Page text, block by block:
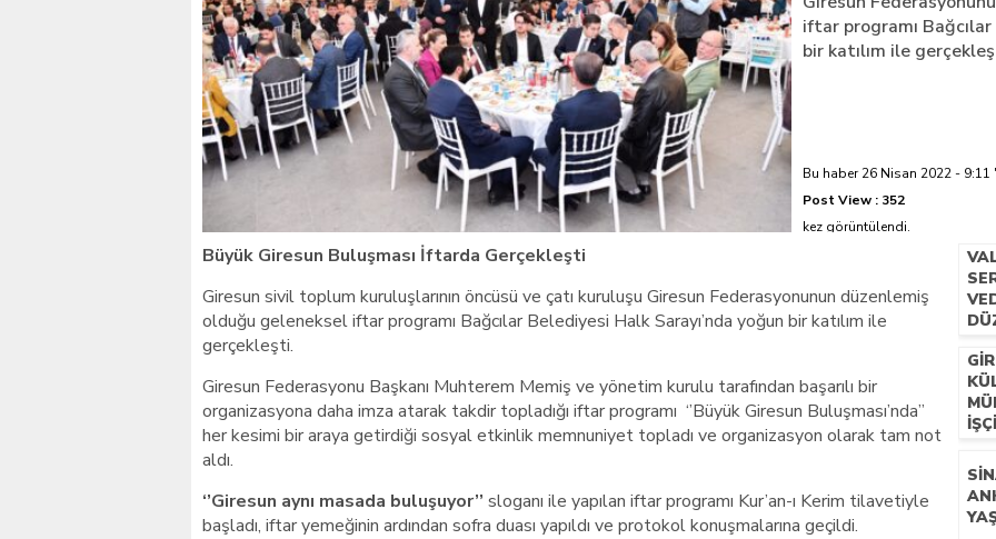
Giresunlu sürücü Orhangazi’de hayatını kaybetti
iftar programı
bir katılım ile
Bu haber 26 Nisan 2022 - 9:11
Post View : 352
kez görüntülendi.
Büyük Giresun Buluşması İftarda Gerçekleşti
Giresun sivil toplum kuruluşlarının öncüsü ve çatı kuruluşu Giresun Federasyonunun düzenlemiş
olduğu geleneksel iftar programı Bağcılar Belediyesi Halk Sarayı’nda yoğun bir katılım ile
gerçekleşti.
Giresun Federasyonu Başkanı Muhterem Memiş ve yönetim kurulu tarafından başarılı bir
organizasyona daha imza atarak takdir topladığı iftar programı ‘’Büyük Giresun Buluşması’nda’’
her kesimi bir araya getirdiği sosyal etkinlik memnuniyet topladı ve organizasyon olarak tam not
aldı.
‘’Giresun aynı masada buluşuyor’’ sloganı ile yapılan iftar programı Kur’an-ı Kerim tilavetiyle
başladı, iftar yemeğinin ardından sofra duası yapıldı ve protokol konuşmalarına geçildi.